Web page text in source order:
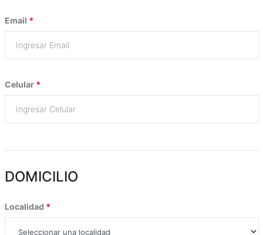
Email *
Celular *
DOMICILIO
Localidad *